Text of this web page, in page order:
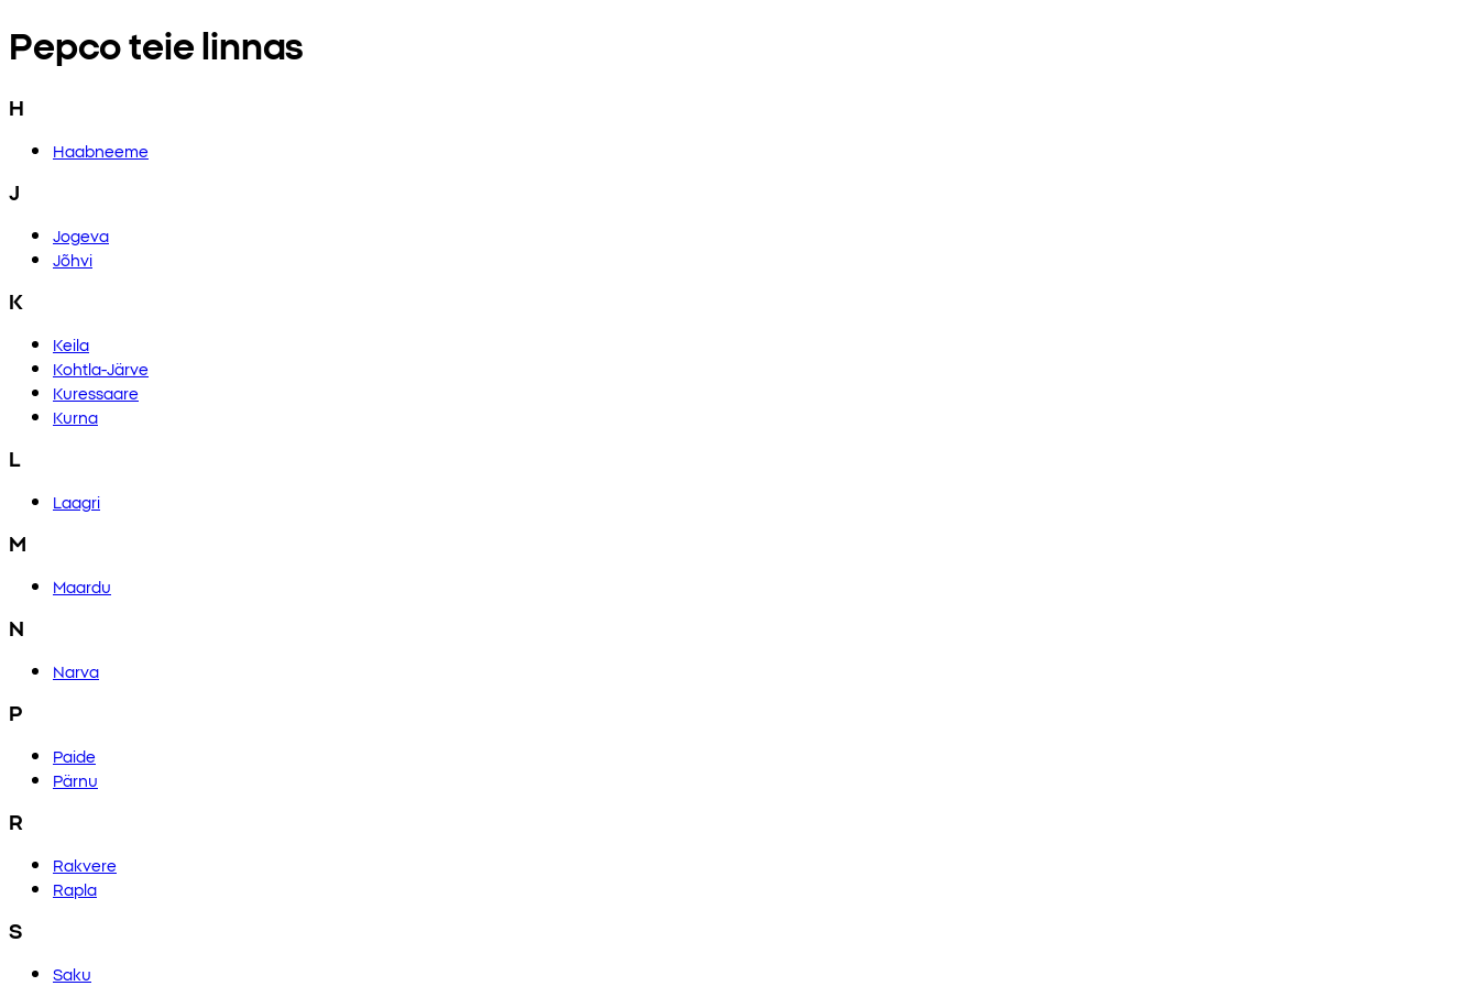
Pepco teie linnas
H
Haabneeme
J
Jogeva
Jõhvi
K
Keila
Kohtla-Järve
Kuressaare
Kurna
L
Laagri
M
Maardu
N
Narva
P
Paide
Pärnu
R
Rakvere
Rapla
S
Saku